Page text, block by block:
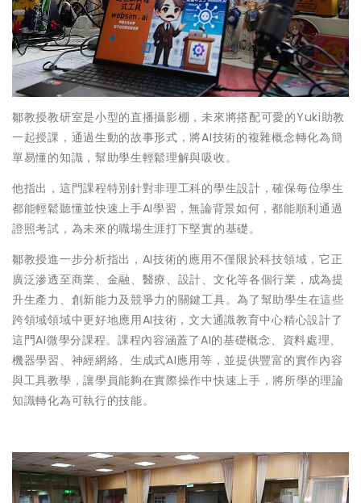
鄒教授教研室是小型的直播攝影棚，未來將搭配可愛的Yuki助教
一起授課，通過生動的故事形式，將AI技術的複雜概念轉化為簡
單易懂的知識，幫助學生輕鬆理解與吸收。
他指出，這門課程特別針對非理工科的學生設計，確保每位學生
都能輕鬆聽懂並快速上手AI學習，無論背景如何，都能順利通過
證照考試，為未來的職場生涯打下堅實的基礎。
鄒教授進一步分析指出，AI技術的應用不僅限於科技領域，它正
廣泛滲透至商業、金融、醫療、設計、文化等各個行業，成為提
升生產力、創新能力及競爭力的關鍵工具。為了幫助學生在這些
跨領域領域中更好地應用AI技術，文大通識教育中心精心設計了
這門AI微學分課程。課程內容涵蓋了AI的基礎概念、資料處理、
機器學習、神經網絡、生成式AI應用等，並提供豐富的實作內容
與工具教學，讓學員能夠在實際操作中快速上手，將所學的理論
知識轉化為可執行的技能。